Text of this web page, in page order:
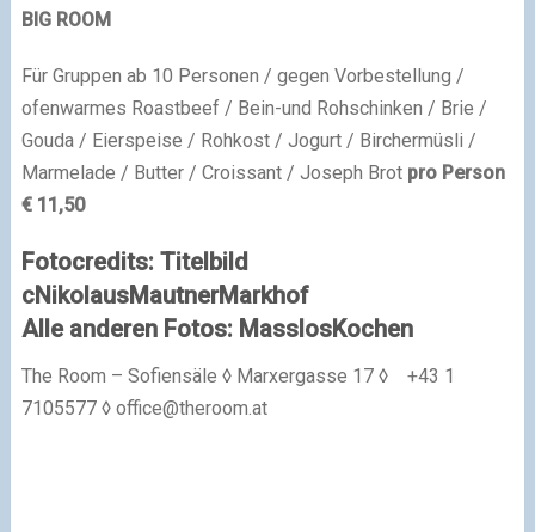
BIG ROOM
Für Gruppen ab 10 Personen / gegen Vorbestellung /
ofenwarmes Roastbeef / Bein-und Rohschinken / Brie /
Gouda / Eierspeise / Rohkost / Jogurt / Birchermüsli /
Marmelade / Butter / Croissant / Joseph Brot pro Person
€ 11,50
Fotocredits: Titelbild
cNikolausMautnerMarkhof
Alle anderen Fotos: MasslosKochen
The Room – Sofiensäle ◊ Marxergasse 17 ◊
+43 1
7105577 ◊ office@theroom.at